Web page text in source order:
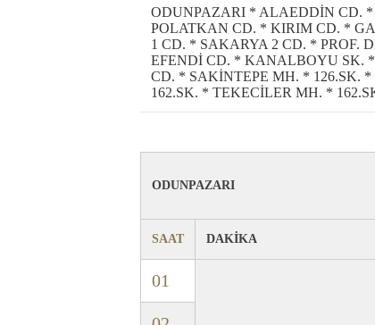
ODUNPAZARI * ALAEDDİN CD.
POLATKAN CD. * KIRIM CD. *
1 CD. * SAKARYA 2 CD. * PROF.
EFENDİ CD. * KANALBOYU SK.
CD. * SAKİNTEPE MH. * 126.SK.
162.SK. * TEKECİLER MH. *
ODUNPAZARI
SAAT DAKİKA
01